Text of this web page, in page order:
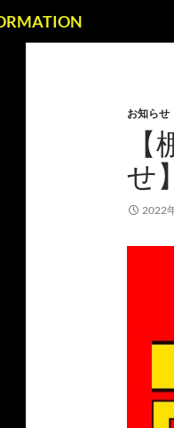
お知らせ
せ】
2022